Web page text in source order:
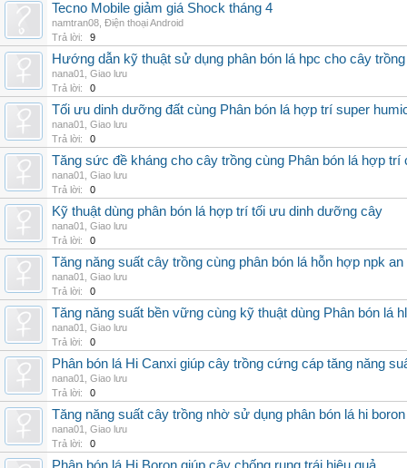
Tecno Mobile giảm giá Shock tháng 4
namtran08 Điện thoại Android
Trả lời:
9
Hướng dẫn kỹ thuật sử dụng phân bón lá hpc cho cây trồng
nana01
Giao lưu
Trả lời:
0
Tối ưu dinh dưỡng đất cùng Phân bón lá hợp trí super
nana01
Giao lưu
Trả lời:
0
Tăng sức đề kháng cho cây trồng cùng Phân bón lá hợp trí
nana01
Giao lưu
Trả lời:
0
Kỹ thuật dùng phân bón lá hợp trí tối ưu dinh dưỡng cây
nana01
Giao lưu
Trả lời:
0
Tăng năng suất cây trồng cùng phân bón lá hỗn hợp npk an
nana01
Giao lưu
Trả lời:
0
Tăng năng suất bền vững cùng kỹ thuật dùng Phân bón lá
nana01
Giao lưu
Trả lời:
0
Phân bón lá Hi Canxi giúp cây trồng cứng cáp tăng năng
nana01
Giao lưu
Trả lời:
0
Tăng năng suất cây trồng nhờ sử dụng phân bón lá hi
nana01
Giao lưu
Trả lời:
0